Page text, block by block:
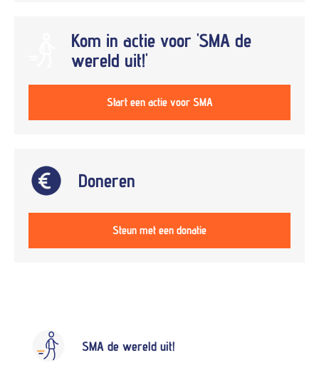
Kom in actie voor 'SMA de
wereld uit!'
Start een actie voor SMA
Doneren
Steun met een donatie
SMA de wereld uit!